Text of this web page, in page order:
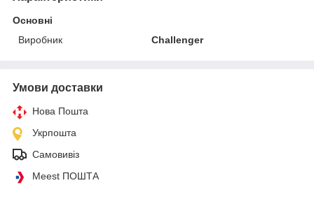
Основні
Виробник
Challenger
Умови доставки
Нова Пошта
Укрпошта
Самовивіз
Meest ПОШТА